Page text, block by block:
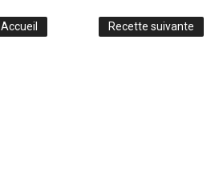
Recette suivante
Accueil